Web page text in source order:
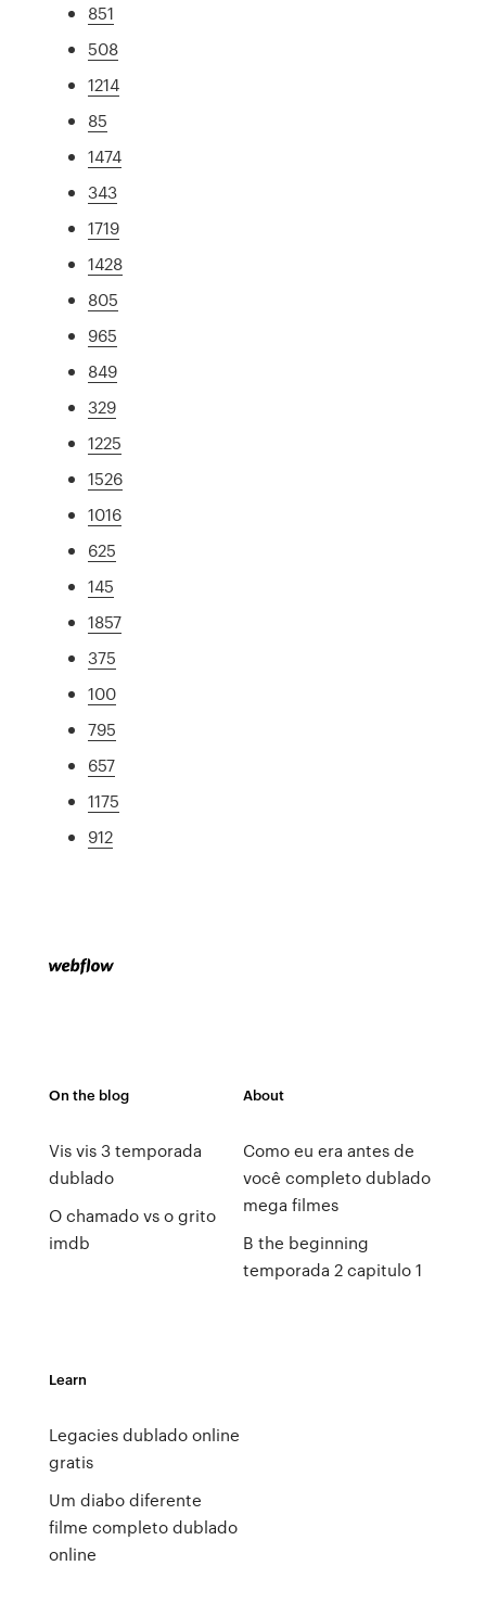
851
508
1214
85
1474
343
1719
1428
805
965
849
329
1225
1526
1016
625
145
1857
375
100
795
657
1175
912
On the blog
Vis vis 3 temporada
dublado
O chamado vs o grito
imdb
About
Como eu era antes de
você completo dublado
mega filmes
B the beginning
temporada 2 capitulo 1
Learn
Legacies dublado online
gratis
Um diabo diferente
filme completo dublado
online